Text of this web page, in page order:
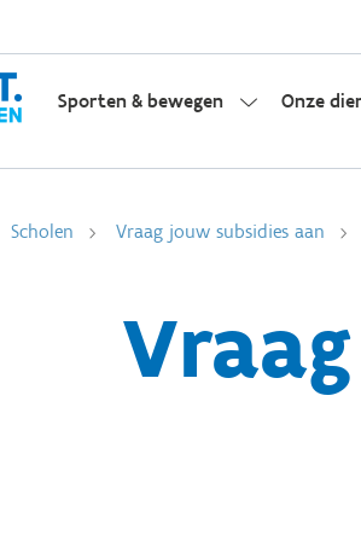
Sporten & bewegen Onze
Scholen Vraag jouw subsidies aan